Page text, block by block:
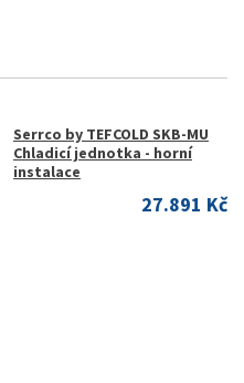
Serrco by TEFCOLD SKB-MU
Chladicí jednotka - horní
instalace
27.891 Kč